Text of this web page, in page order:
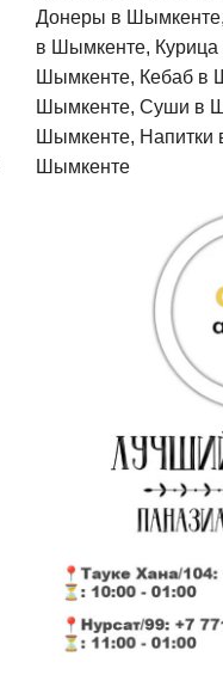
Донеры в
в Шымкенте,
Шымкенте, Кебаб в
Шымкенте, Суши в
Шымкенте, Напитки
Шымкенте